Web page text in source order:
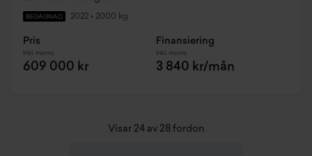
BEGAGNAD 2022 • 2000 kg
Pris
Inkl. moms
609 000 kr
Finansiering
Inkl. moms
3 840 kr/mån
Visar 24 av 28 fordon